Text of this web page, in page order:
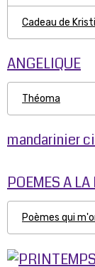
Cadeau de
ANGELIQUE
Théoma
mandarinier
POEMES A
Poèmes qui